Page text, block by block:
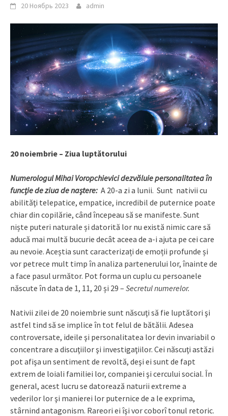
20 Ноябрь 2023 admin
20 noiembrie – Ziua luptătorului
Numerologul Mihai Voropchievici dezvăluie personalitatea în
funcţie de ziua de naştere: A 20-a zi a lunii. Sunt nativii cu
abilităţi telepatice, empatice, incredibil de puternice poate
chiar din copilărie, când începeau să se manifeste. Sunt
niște puteri naturale și datorită lor nu există nimic care să
aducă mai multă bucurie decât aceea de a-i ajuta pe cei care
au nevoie. Aceștia sunt caracterizați de emoții profunde și
vor petrece mult timp în analiza partenerului lor, înainte de
a face pasul următor. Pot forma un cuplu cu persoanele
născute în data de 1, 11, 20 și 29 – Secretul numerelor.
Nativii zilei de 20 noiembrie sunt născuţi să fie luptători şi
astfel tind să se implice în tot felul de bătălii. Adesea
controversate, ideile şi personalitatea lor devin invariabil o
concentrare a discuţiilor şi investigaţiilor. Cei născuţi astăzi
pot afişa un sentiment de revoltă, deşi ei sunt de fapt
extrem de loiali familiei lor, companiei şi cercului social. În
general, acest lucru se datorează naturii extreme a
vederilor lor şi manierei lor puternice de a le exprima,
stârnind antagonism. Rareori ei îşi vor coborî tonul retoric.